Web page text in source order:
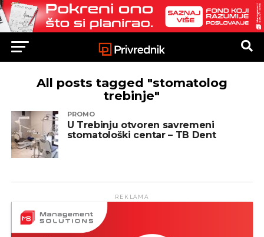
All posts tagged "stomatolog
trebinje"
PROMO
U Trebinju otvoren savremeni
stomatološki centar – TB Dent
REKLAMA